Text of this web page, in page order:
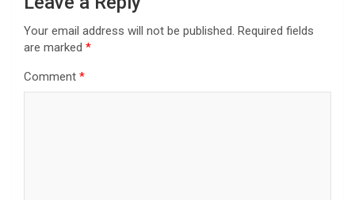
Your email address will not be published. Required fields
are marked *
Comment *